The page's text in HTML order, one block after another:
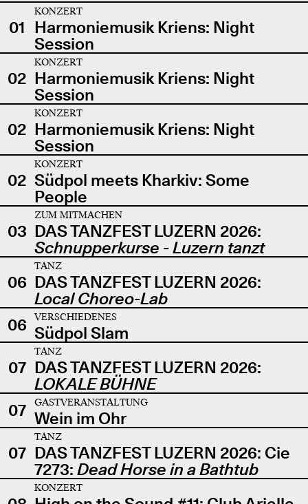
01
KONZERT
Harmoniemusik Kriens: Night
Session
02
KONZERT
Harmoniemusik Kriens: Night
Session
02
KONZERT
Harmoniemusik Kriens: Night
Session
02
KONZERT
Südpol meets Kharkiv: Some
People
03
ZUM MITMACHEN
DAS TANZFEST LUZERN 2026:
Schnupperkurse - Luzern tanzt
06
TANZ
DAS TANZFEST LUZERN 2026:
Local Choreo-Lab
06
VERSCHIEDENES
Südpol Slam
07
TANZ
DAS TANZFEST LUZERN 2026:
LOKALE BÜHNE
07
GASTVERANSTALTUNG
Wein im Ohr
07
TANZ
DAS TANZFEST LUZERN 2026: Cie
7273: Dead Horse in a Bathtub
KONZERT